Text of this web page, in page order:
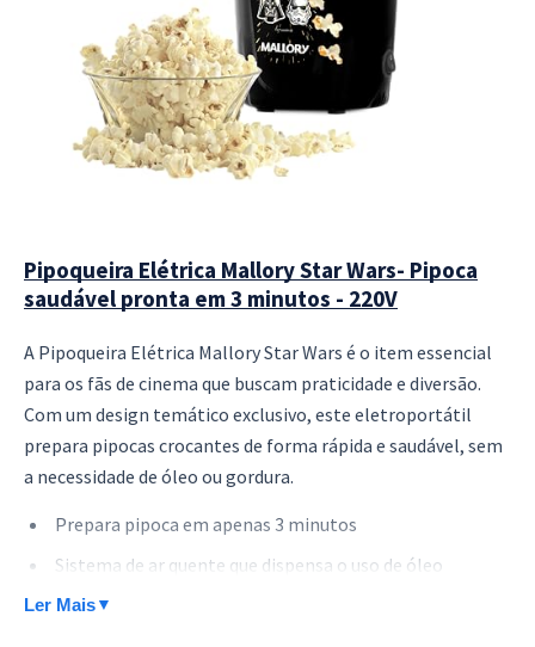
Pipoqueira Elétrica Mallory Star Wars- Pipoca
saudável pronta em 3 minutos - 220V
A Pipoqueira Elétrica Mallory Star Wars é o item essencial
para os fãs de cinema que buscam praticidade e diversão.
Com um design temático exclusivo, este eletroportátil
prepara pipocas crocantes de forma rápida e saudável, sem
a necessidade de óleo ou gordura.
Prepara pipoca em apenas 3 minutos
Sistema de ar quente que dispensa o uso de óleo
Design temático Star Wars oficial
Ler Mais ▼